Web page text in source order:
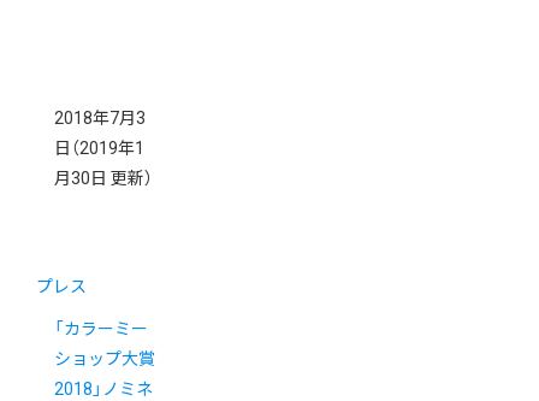
2018年7月3
日 （2019年1
月30日 更新）
プレス
「カラーミー
ショップ大賞
2018」ノミネ